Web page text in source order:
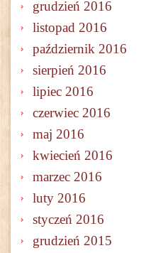
grudzień 2016
listopad 2016
październik 2016
sierpień 2016
lipiec 2016
czerwiec 2016
maj 2016
kwiecień 2016
marzec 2016
luty 2016
styczeń 2016
grudzień 2015